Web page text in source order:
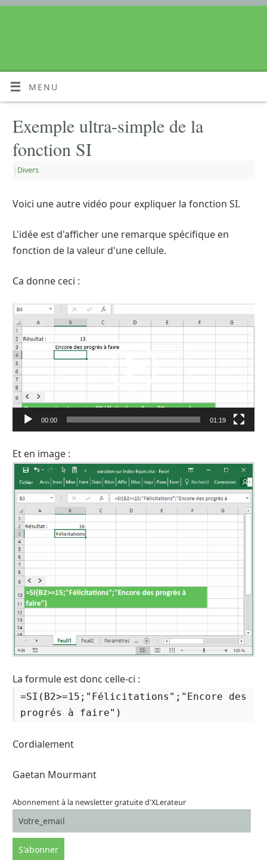
MENU
Exemple ultra-simple de la
fonction SI
| Divers
Voici une autre vidéo pour expliquer la fonction SI.
L'idée est d'afficher une remarque spécifique en
fonction de la valeur d'une cellule.
Ca donne ceci :
Lecteur
vidéo
00:00 01:19
Et en image :
La formule est donc celle-ci :
=SI(B2>=15;"Félicitations";"Encore des
progrés à faire")
Cordialement
Gaetan Mourmant
Abonnement à la newsletter gratuite d'XLerateur